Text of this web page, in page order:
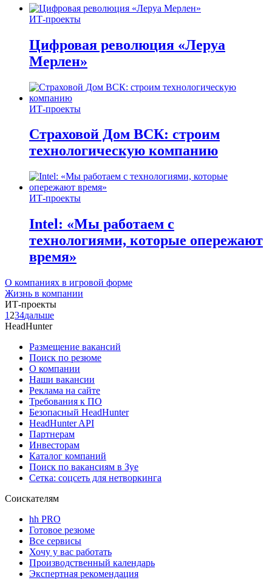
ИТ-проекты
Цифровая революция «Леруа
Мерлен»
ИТ-проекты
Страховой Дом ВСК: строим
технологическую компанию
ИТ-проекты
Intel: «Мы работаем с
технологиями, которые опережают
время»
О компаниях в игровой форме
Жизнь в компании
ИТ-проекты
1 234дальше
HeadHunter
Размещение вакансий
Поиск по резюме
О компании
Наши вакансии
Реклама на сайте
Требования к ПО
Безопасный HeadHunter
HeadHunter API
Партнерам
Инвесторам
Каталог компаний
Поиск по вакансиям в Зуе
Сетка: соцсеть для нетворкинга
Соискателям
hh PRO
Готовое резюме
Все сервисы
Хочу у вас работать
Производственный календарь
Экспертная рекомендация